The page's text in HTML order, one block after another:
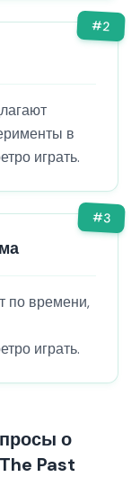
#2
в
играть.
#3
по времени,
играть.
о
Past